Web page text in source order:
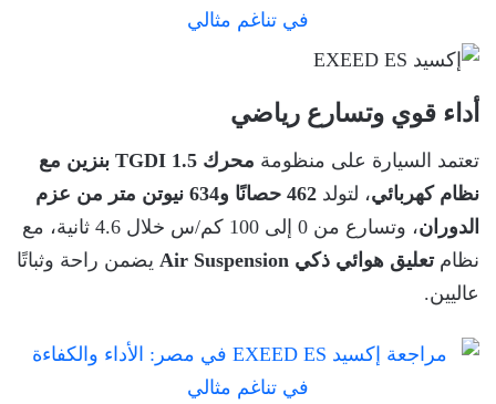
أداء قوي وتسارع رياضي
تعتمد السيارة على منظومة
محرك 1.5 TGDI بنزين مع
نظام كهربائي، لتولد
462 حصانًا و634 نيوتن متر من عزم
الدوران
، وتسارع من 0 إلى 100 كم/س خلال 4.6 ثانية، مع
نظامتعليق هوائي ذكي Air Suspension
يضمن راحة وثباتًا
عاليين.